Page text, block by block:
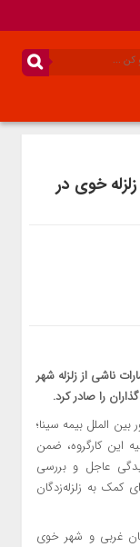
خوی در
ناشی از زلزله شهر
را صادر کرد.
الملل بیمه سینا؛
این کارگروه، ضمن
عاجل و بررسی
کمک به زلزله‌زدگان
غربی و شهر خوی